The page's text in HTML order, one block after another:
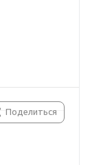
Поделиться